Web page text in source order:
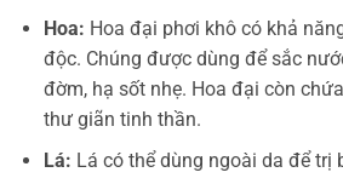
Hoa: Hoa đại phơi khô có khả
độc. Chúng được dùng để sắc
đờm, hạ sốt nhẹ. Hoa đại còn
thư giãn tinh thần.
Lá: Lá có thể dùng ngoài da để trị